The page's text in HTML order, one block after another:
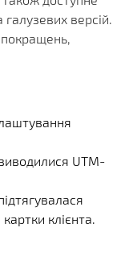
версій.
UTM-
клієнта.